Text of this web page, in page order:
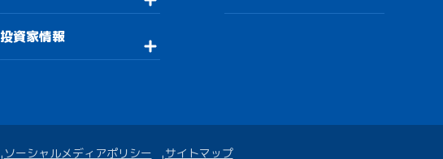
投資家情報
ソーシャルメディアポリシー サイトマップ